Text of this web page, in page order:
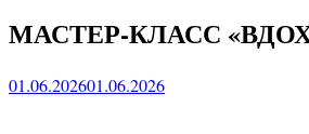
МАСТЕР-КЛАСС
01.06.202601.06.2026